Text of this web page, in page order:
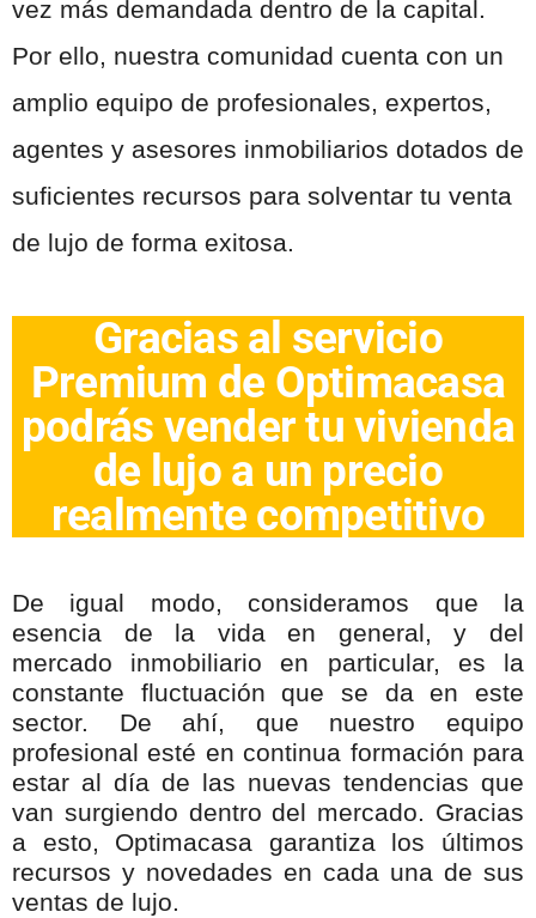
vez más demandada dentro de la capital.
Por ello, nuestra comunidad cuenta con un
amplio equipo de profesionales, expertos,
agentes y asesores inmobiliarios dotados de
suficientes recursos para solventar tu venta
de lujo de forma exitosa.
Gracias al servicio
Premium de Optimacasa
podrás vender tu vivienda
de lujo a un precio
realmente competitivo
De igual modo, consideramos que la
esencia de la vida en general, y del
mercado inmobiliario en particular, es la
constante fluctuación que se da en este
sector. De ahí, que nuestro equipo
profesional esté en continua formación para
estar al día de las nuevas tendencias que
van surgiendo dentro del mercado. Gracias
a esto, Optimacasa garantiza los últimos
recursos y novedades en cada una de sus
ventas de lujo.